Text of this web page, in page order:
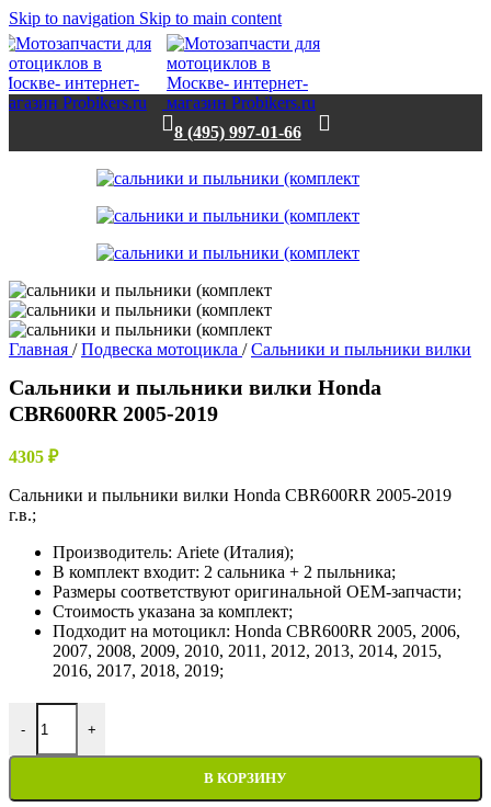
Skip to navigation Skip to main content
8 (495) 997-01-66
Главная / Подвеска мотоцикла / Сальники и пыльники вилки
Сальники и пыльники вилки Honda
CBR600RR 2005-2019
4305 ₽
Сальники и пыльники вилки Honda CBR600RR 2005-2019
г.в.;
Производитель: Ariete (Италия);
В комплект входит: 2 сальника + 2 пыльника;
Размеры соответствуют оригинальной OEM-запчасти;
Стоимость указана за комплект;
Подходит на мотоцикл: Honda CBR600RR 2005, 2006,
2007, 2008, 2009, 2010, 2011, 2012, 2013, 2014, 2015,
2016, 2017, 2018, 2019;
-
Количество товара Сальники и пыльники вилки Honda
+
В КОРЗИНУ